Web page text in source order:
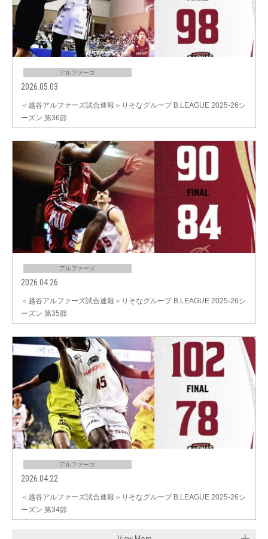
アルファーズ
2026.05.03
＜越谷アルファーズ試合速報＞りそなグループ B.LEAGUE 2025-26シ
ーズン 第36節
アルファーズ
2026.04.26
＜越谷アルファーズ試合速報＞りそなグループ B.LEAGUE 2025-26シ
ーズン 第35節
アルファーズ
2026.04.22
＜越谷アルファーズ試合速報＞りそなグループ B.LEAGUE 2025-26シ
ーズン 第34節